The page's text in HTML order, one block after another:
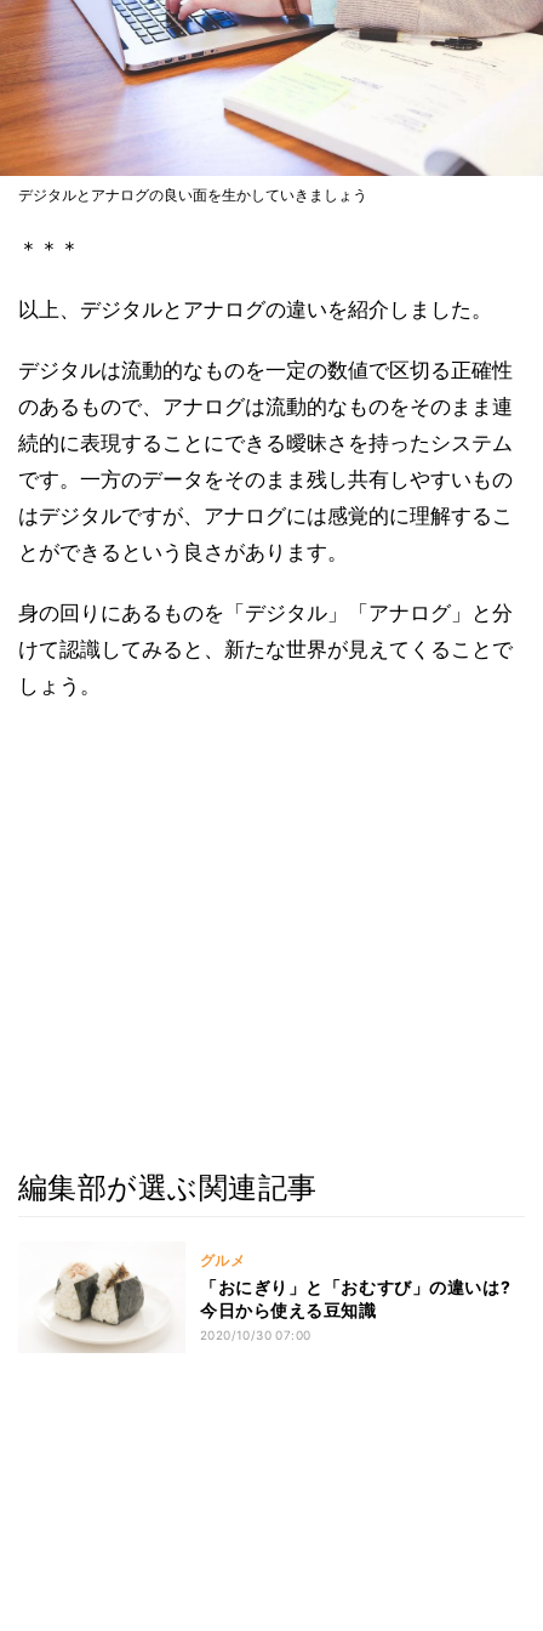
デジタルとアナログの良い面を生かしていきましょう
＊＊＊
以上、デジタルとアナログの違いを紹介しました。
デジタルは流動的なものを一定の数値で区切る正確性
のあるもので、アナログは流動的なものをそのまま連
続的に表現することにできる曖昧さを持ったシステム
です。一方のデータをそのまま残し共有しやすいもの
はデジタルですが、アナログには感覚的に理解するこ
とができるという良さがあります。
身の回りにあるものを「デジタル」「アナログ」と分
けて認識してみると、新たな世界が見えてくることで
しょう。
編集部が選ぶ関連記事
グルメ
「おにぎり」と「おむすび」の違いは?
今日から使える豆知識
2020/10/30 07:00